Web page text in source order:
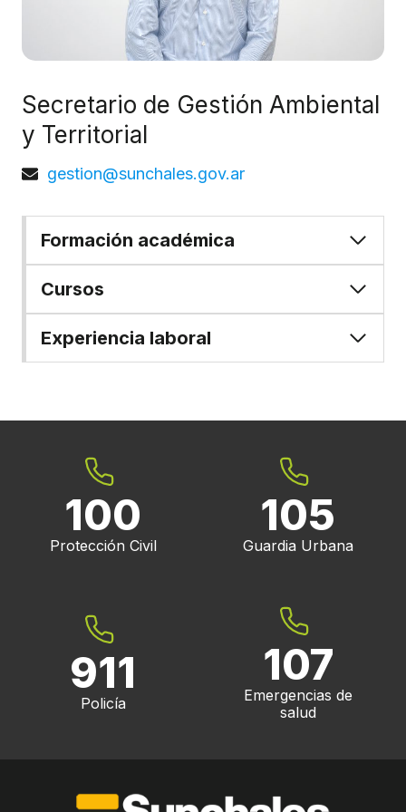
Secretario de Gestión Ambiental
y Territorial
gestion@sunchales.gov.ar
Formación académica
Cursos
Experiencia laboral
100
Protección Civil
105
Guardia Urbana
911
Policía
107
Emergencias de
salud